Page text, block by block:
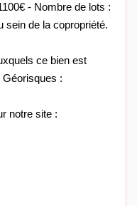
- Nombre de lots :
sein de la copropriété.
ce bien est
:
notre site :